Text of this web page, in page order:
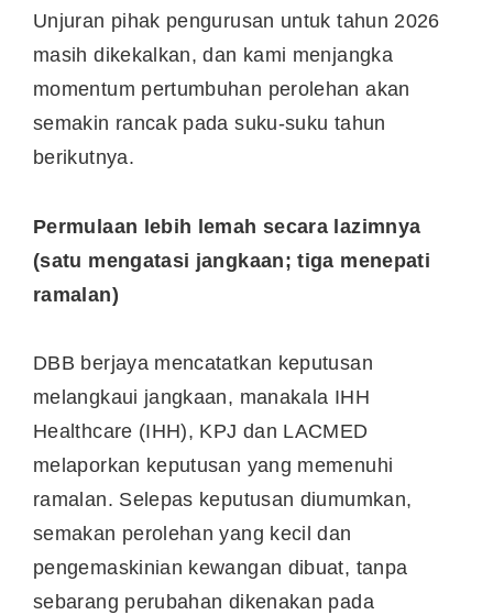
Unjuran pihak pengurusan untuk tahun 2026
masih dikekalkan, dan kami menjangka
momentum pertumbuhan perolehan akan
semakin rancak pada suku-suku tahun
berikutnya.
Permulaan lebih lemah secara lazimnya
(satu mengatasi jangkaan; tiga menepati
ramalan)
DBB berjaya mencatatkan keputusan
melangkaui jangkaan, manakala IHH
Healthcare (IHH), KPJ dan LACMED
melaporkan keputusan yang memenuhi
ramalan. Selepas keputusan diumumkan,
semakan perolehan yang kecil dan
pengemaskinian kewangan dibuat, tanpa
sebarang perubahan dikenakan pada